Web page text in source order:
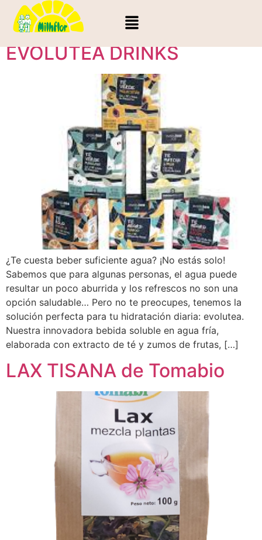
Categoría:Té
EVOLUTEA DRINKS
¿Te cuesta beber suficiente agua? ¡No estás solo!
Sabemos que para algunas personas, el agua puede
resultar un poco aburrida y los refrescos no son una
opción saludable… Pero no te preocupes, tenemos la
solución perfecta para tu hidratación diaria: evolutea.
Nuestra innovadora bebida soluble en agua fría,
elaborada con extracto de té y zumos de frutas, […]
LAX TISANA de Tomabio